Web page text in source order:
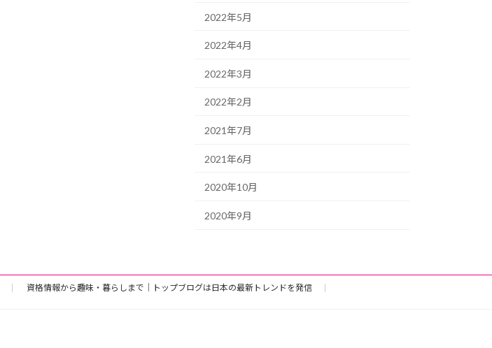
2022年5月
2022年4月
2022年3月
2022年2月
2021年7月
2021年6月
2020年10月
2020年9月
資格情報から趣味・暮らしまで｜トップブログは日本の最新トレンドを発信